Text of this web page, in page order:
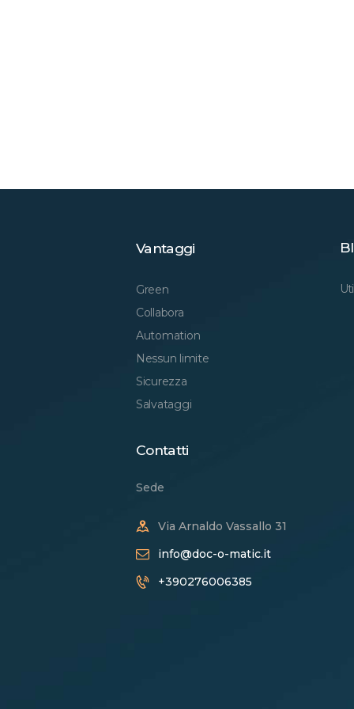
Vantaggi
Green
Collabora
Automation
Nessun limite
Sicurezza
Salvataggi
Contatti
Sede
Via Arnaldo Vassallo 31
info@doc-o-matic.it
+390276006385